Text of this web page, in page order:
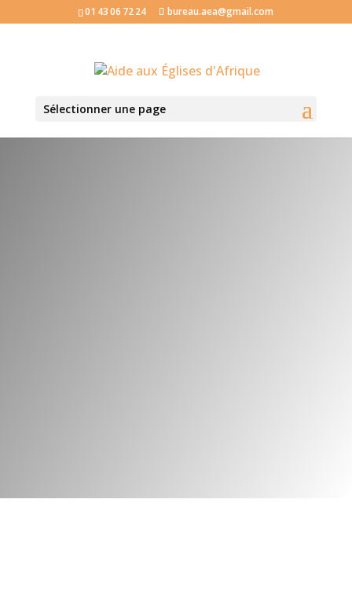
01 43 06 72 24 bureau.aea@gmail.com
Sélectionner une page